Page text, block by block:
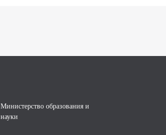
Министерство образования и
науки